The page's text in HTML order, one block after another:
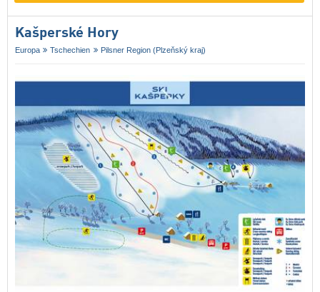
Kašperské Hory
Europa Tschechien Pilsner Region (Plzeňský kraj)